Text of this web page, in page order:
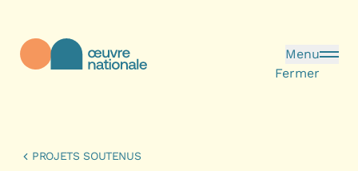
Menu
Fermer
PROJETS SOUTENUS